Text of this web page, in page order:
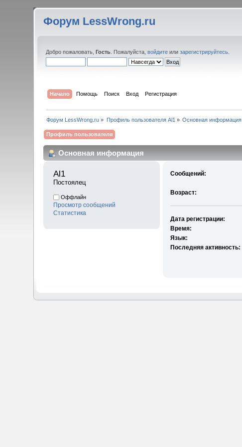
Форум LessWrong.ru
Добро пожаловать,Гость . Пожалуйста,войдите илизарегистрируйтесь
Начало Помощь Поиск Вход Регистрация
Форум LessWrong.ru » Профиль пользователя Al1 » Основная информация
Профиль пользователя
Основная информация
Al1
Постоялец
Оффлайн
Просмотр сообщений
Статистика
Сообщений:
Возраст:
Дата регистрации:
Время:
Язык:
Последняя активность: